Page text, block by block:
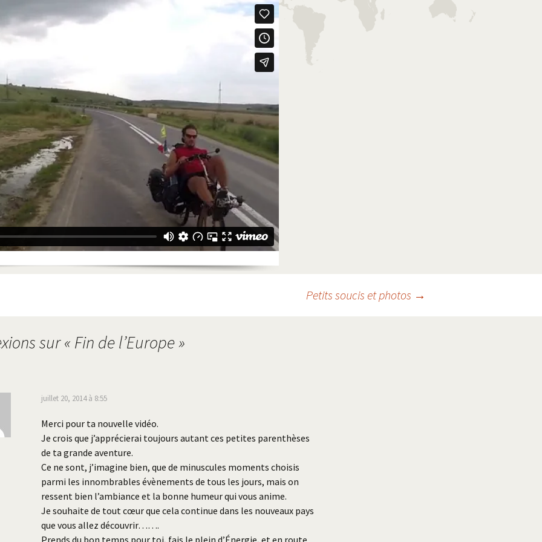
Petits soucis et photos →
sur « Fin de l’Europe»
juillet 20, 2014 à 8:55
Merci pour ta nouvelle vidéo.
Je crois que j’apprécierai toujours autant ces petites parenthèses
de ta grande aventure.
Ce ne sont, j’imagine bien, que de minuscules moments choisis
parmi les innombrables évènements de tous les jours, mais on
ressent bien l’ambiance et la bonne humeur qui vous anime.
Je souhaite de tout cœur que cela continue dans les nouveaux pays
que vous allez découvrir…….